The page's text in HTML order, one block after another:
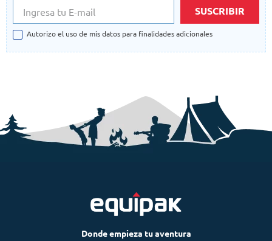
SUSCRIBIR
Autorizo el uso de mis datos para finalidades adicionales